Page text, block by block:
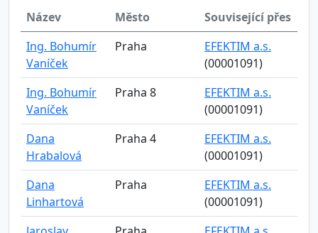
Název
Město
Související přes
Ing. Bohumír
Vaníček
Praha
EFEKTIM a.s.
(00001091)
Ing. Bohumír
Vaníček
Praha 8
EFEKTIM a.s.
(00001091)
Dana
Hrabalová
Praha 4
EFEKTIM a.s.
(00001091)
Dana
Linhartová
Praha
EFEKTIM a.s.
(00001091)